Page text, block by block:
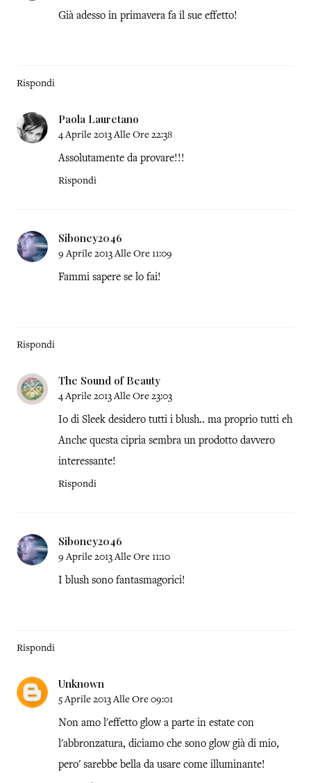
Già adesso in primavera fa il sue effetto!
Rispondi
Paola Lauretano
4 Aprile 2013 Alle Ore 22:38
Assolutamente da provare!!!
Rispondi
Siboney2046
9 Aprile 2013 Alle Ore 11:09
Fammi sapere se lo fai!
Rispondi
The Sound of Beauty
4 Aprile 2013 Alle Ore 23:03
Io di Sleek desidero tutti i blush.. ma proprio tutti eh
Anche questa cipria sembra un prodotto davvero
interessante!
Rispondi
Siboney2046
9 Aprile 2013 Alle Ore 11:10
I blush sono fantasmagorici!
Rispondi
Unknown
5 Aprile 2013 Alle Ore 09:01
Non amo l'effetto glow a parte in estate con
l'abbronzatura, diciamo che sono glow già di mio,
pero' sarebbe bella da usare come illuminante!